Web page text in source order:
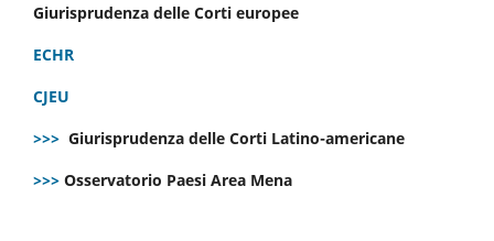
Giurisprudenza delle Corti europee
ECHR
CJEU
>>> Giurisprudenza delle Corti Latino-americane
>>> Osservatorio Paesi Area Mena